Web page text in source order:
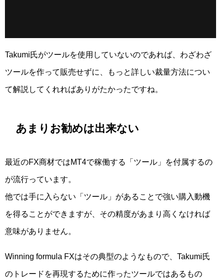
Takumi氏がツールを使用していないのであれば、わざわざ
ツールを作って販売せずに、もっと詳しい裁量方法につい
て解説してくれればありがたかったですね。
あまりお勧めは出来ない
最近のFX商材ではMT4で稼働する「ツール」を付属するの
が流行っています。
他では手に入らない「ツール」があることで強い購入動機
を得ることができますが、その精度があまり高くなければ
意味がありません。
Winning formula FXはその典型のようなもので、Takumi氏
のトレードを再現するために作ったツールではあるもの